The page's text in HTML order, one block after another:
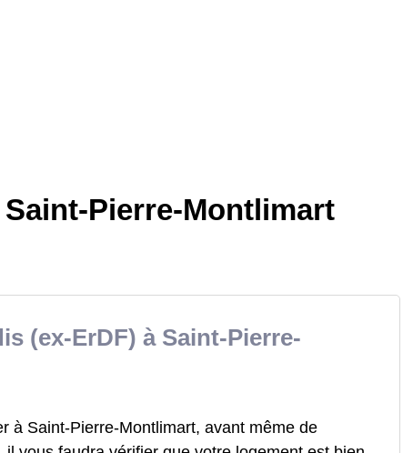
Pierre-Montlimart
(ex-ErDF) à Saint-Pierre-
à Saint-Pierre-Montlimart, avant même de